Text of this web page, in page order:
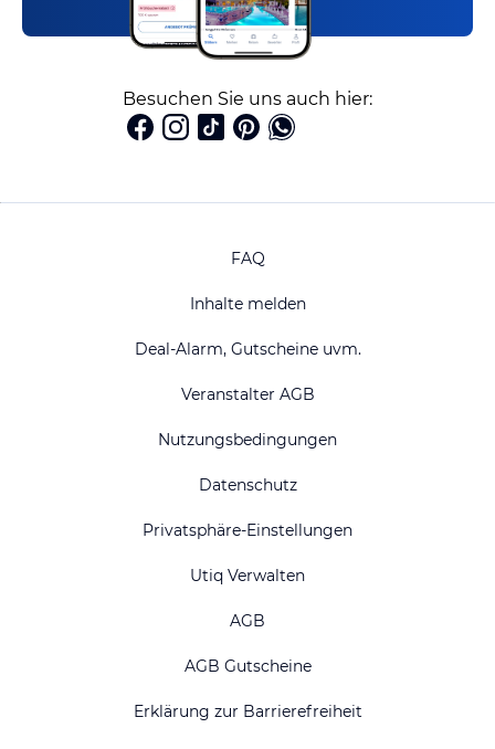
Besuchen Sie uns auch hier:
FAQ
Inhalte melden
Deal-Alarm, Gutscheine uvm.
Veranstalter AGB
Nutzungsbedingungen
Datenschutz
Privatsphäre-Einstellungen
Utiq Verwalten
AGB
AGB Gutscheine
Erklärung zur Barrierefreiheit